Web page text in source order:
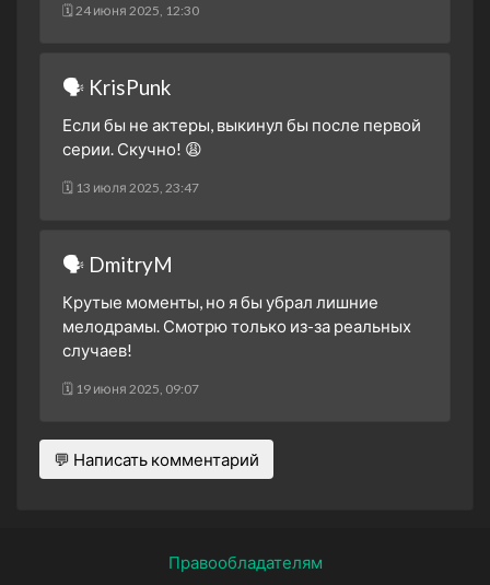
🗓 24 июня 2025, 12:30
🗣 KrisPunk
Если бы не актеры, выкинул бы после первой
серии. Скучно! 😩
🗓 13 июля 2025, 23:47
🗣 DmitryM
Крутые моменты, но я бы убрал лишние
мелодрамы. Смотрю только из-за реальных
случаев!
🗓 19 июня 2025, 09:07
💬 Написать комментарий
Правообладателям